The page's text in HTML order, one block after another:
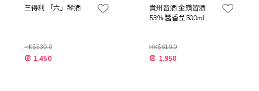
三得利 「六」琴酒
HK$530.0
特 1,450
貴州習酒 金鑽習酒
53% 醬香型500ml
HK$610.0
特 1,950